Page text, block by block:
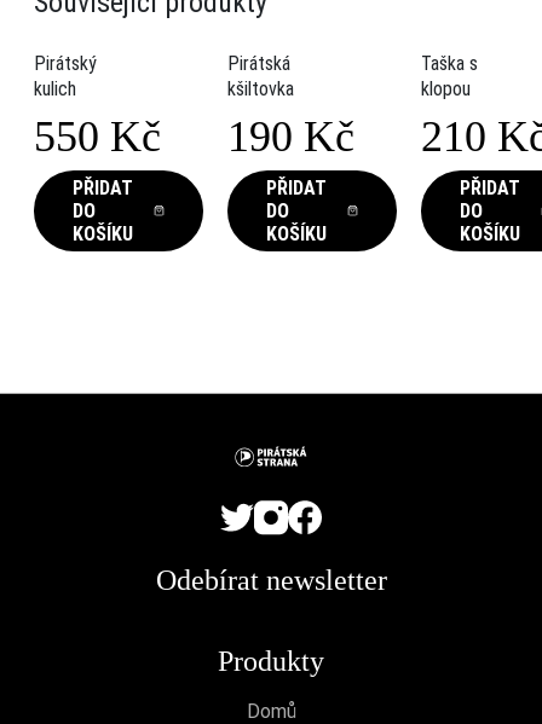
Pirátský
kulich
550 Kč
PŘIDAT
DO
KOŠÍKU
Pirátská
kšiltovka
190 Kč
PŘIDAT
DO
KOŠÍKU
Taška s
klopou
210
PŘIDAT
DO
KOŠÍKU
Produkty
Domů
Odebírat newsletter